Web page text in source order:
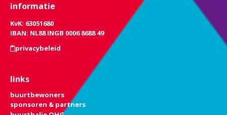
informatie
KvK: 63051680
IBAN: NL88 INGB 0006 8688 49
privacybeleid
links
buurtbewoners
sponsoren & partners